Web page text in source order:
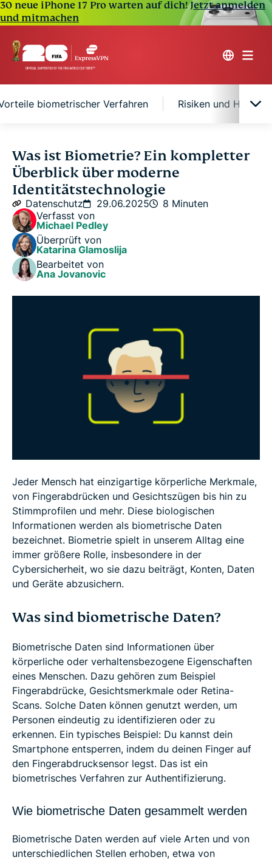
30 neue iPhone 17 Pro warten auf dich!Jetzt anmelden
und mitmachen
biometrischer Verfahren Risiken und
Was sind biometrische Daten?
Arten biometrischer Identifikation
Wie biometrische Authentifizierung funktioniert
Vorteile biometrischer Verfahren
Die Zukunft der Biometrie
Was ist Biometrie? Ein kompletter
Überblick über moderne
Identitätstechnologie
Datenschutz 29.06.2025
8 Minuten
Verfasst von
Michael Pedley
Überprüft von
Katarina Glamoslija
Bearbeitet von
Ana Jovanovic
Jeder Mensch hat einzigartige körperliche Merkmale,
von Fingerabdrücken und Gesichtszügen bis hin zu
Stimmprofilen und mehr. Diese biologischen
Informationen werden als biometrische Daten
bezeichnet. Biometrie spielt in unserem Alltag eine
immer größere Rolle, insbesondere in der
Cybersicherheit, wo sie dazu beiträgt, Konten, Daten
und Geräte abzusichern.
Was sind biometrische Daten?
Biometrische Daten sind Informationen über
körperliche oder verhaltensbezogene Eigenschaften
eines Menschen. Dazu gehören zum Beispiel
Fingerabdrücke, Gesichtsmerkmale oder Retina-
Scans. Solche Daten können genutzt werden, um
Personen eindeutig zu identifizieren oder zu
erkennen. Ein typisches Beispiel: Du kannst dein
Smartphone entsperren, indem du deinen Finger auf
den Fingerabdrucksensor legst. Das ist ein
biometrisches Verfahren zur Authentifizierung.
Wie biometrische Daten gesammelt werden
Biometrische Daten werden auf viele Arten und von
unterschiedlichen Stellen erhoben, etwa von